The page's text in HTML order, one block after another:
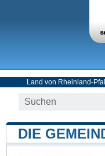
Land von Rheinland-
DIE